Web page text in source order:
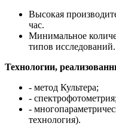
Высокая
час.
Минимальное
типов исследований.
Технологии,
- метод Культера;
- спектрофотометрия;
-
технология).